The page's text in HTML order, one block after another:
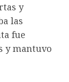
y
las
fue
y mantuvo